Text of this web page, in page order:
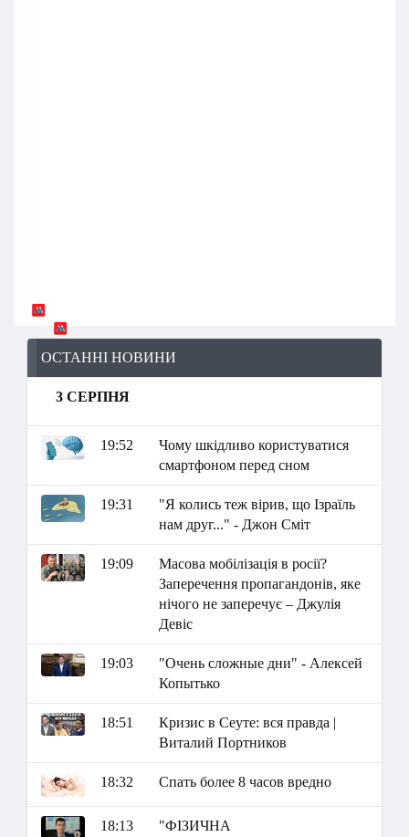
ОСТАННІ НОВИНИ
3 СЕРПНЯ
19:52
Чому шкідливо користуватися
смартфоном перед сном
19:31
"Я колись теж вірив, що Ізраїль
нам друг..." - Джон Сміт
19:09
Масова мобілізація в росії?
Заперечення пропагандонів, яке
нічого не заперечує – Джулія
Девіс
19:03
"Очень сложные дни" - Алексей
Копытько
18:51
Кризис в Сеуте: вся правда |
Виталий Портников
18:32 Спать более 8 часов вредно
18:13
"ФІЗИЧНА